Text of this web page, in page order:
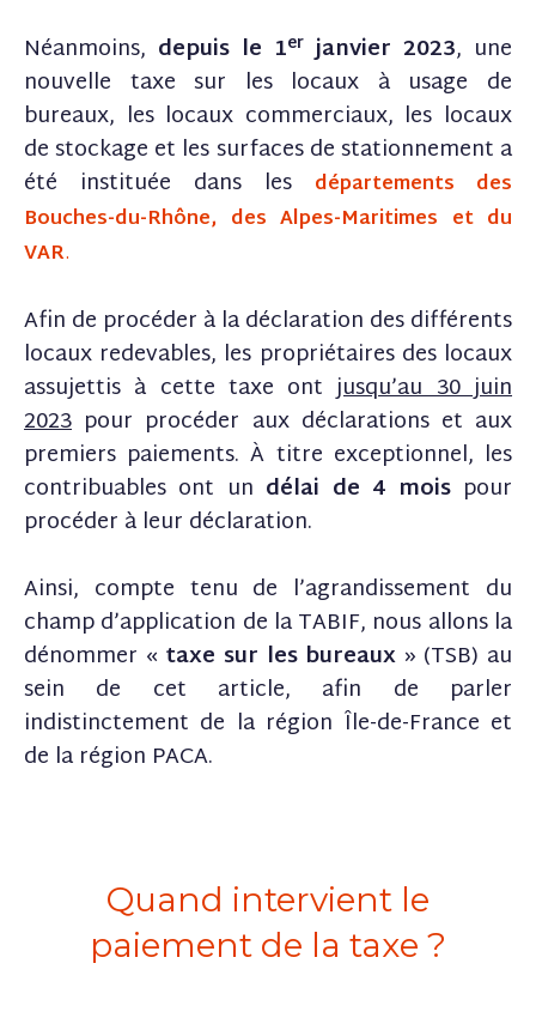
Néanmoins, depuis le 1er janvier 2023, une
nouvelle taxe sur les locaux à usage de
bureaux, les locaux commerciaux, les locaux
de stockage et les surfaces de stationnement a
été instituée dans les
départements des
Bouches-du-Rhône, des Alpes-Maritimes et du
VAR.
Afin de procéder à la déclaration des différents
locaux redevables, les propriétaires des locaux
assujettis à cette taxe ontjusqu’au 30 juin
2023 pour procéder aux déclarations et aux
premiers paiements. À titre exceptionnel, les
contribuables ont un délai de 4 moispour
procéder à leur déclaration.
Ainsi, compte tenu de l’agrandissement du
champ d’application de la TABIF, nous allons la
dénommer « taxe sur les bureaux » (TSB) au
sein de cet article, afin de parler
indistinctement de la région Île-de-France et
de la région PACA.
Quand intervient le
paiement de la taxe ?